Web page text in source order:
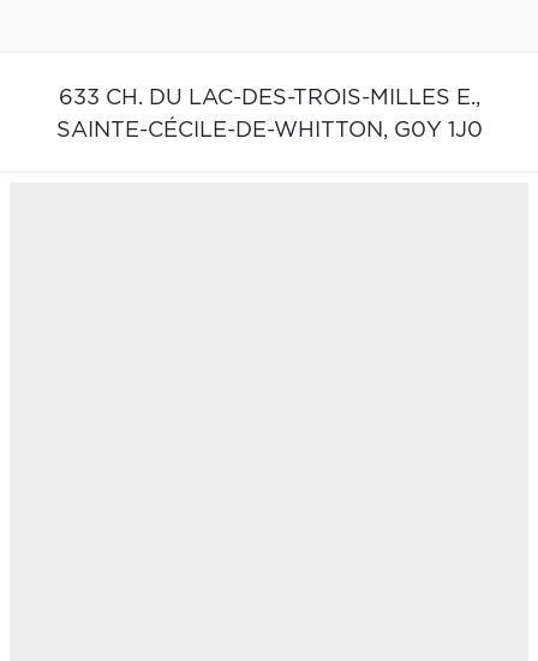
633 CH. DU LAC-DES-TROIS-MILLES E.,
SAINTE-CÉCILE-DE-WHITTON, G0Y 1J0